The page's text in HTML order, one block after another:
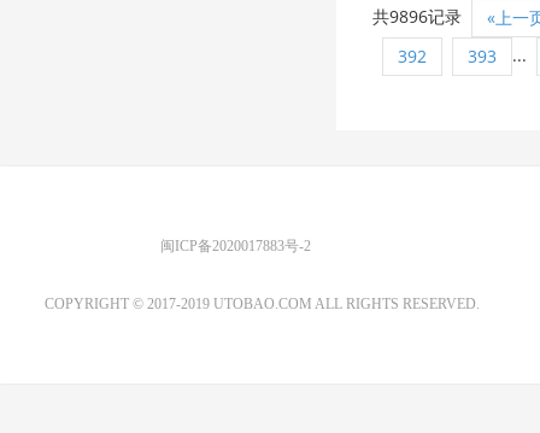
共9896记录
«上一
392
393 ...
闽ICP备2020017883号-2
COPYRIGHT © 2017-2019 UTOBAO.COM ALL RIGHTS RESERVED.